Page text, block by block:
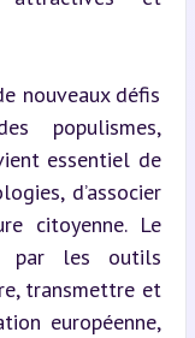
nouveaux défis
populismes,
essentiel de
d’associer
citoyenne. Le
par les outils
transmettre et
européenne,